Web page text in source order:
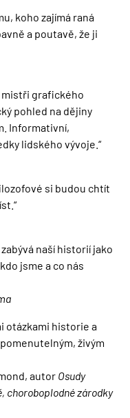
koho zajímá raná
a poutavě, že ji
mistři grafického
pohled na dějiny
Informativní,
lidského vývoje.“
si budou chtít
naší historií jako
jsme a co nás
otázkami historie a
živým
autor Osudy
choroboplodné zárodky